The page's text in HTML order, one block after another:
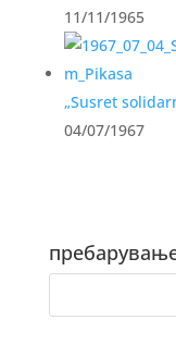
11/11/1965
„Susret
04/07/1967